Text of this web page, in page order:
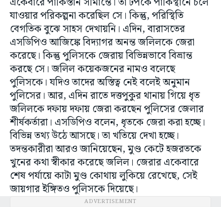
যাওয়ার পরিকল্পনা করেছিল সে। কিন্তু, পরিস্থিতি
বেগতিক বুঝে সাহস দেখায়নি। এদিন, বারাসতের
এসডিপিও আজিঙ্কে বিদ্যাগর অনন্ত জলিলকে জেরা
করেছে। কিন্তু পুলিসকে জেরায় বিভিন্নভাবে বিভ্রান্ত
করছে সে। জলিল কয়েকজনের নামও বলেছে
পুলিসকে। যদিও তাদের অস্তিত্ব নেই বলেই অনুমান
পুলিসের। আর, এদিন রাতে দত্তপুকুর থানায় গিয়ে ধৃত
জলিলকে দফায় দফায় জেরা করছেন পুলিসের জেলার
শীর্ষকর্তারা। এসডিপিও বলেন, ধৃতকে জেরা করা হচ্ছে।
বিভিন্ন তথ্য উঠে আসছে। তা খতিয়ে দেখা হচ্ছে।
তদন্তকারীরা আরও জানিয়েছেন, মুণ্ড কেটে হজরতকে
খুনের কথা স্বীকার করেছে জলিল। জেরার একেবারে
শেষ পর্যায়ে কাটা মুণ্ড কোথায় লুকিয়ে রেখেছে, সেই
জায়গার ইঙ্গিতও পুলিসকে দিয়েছে।
ADVERTISEMENT